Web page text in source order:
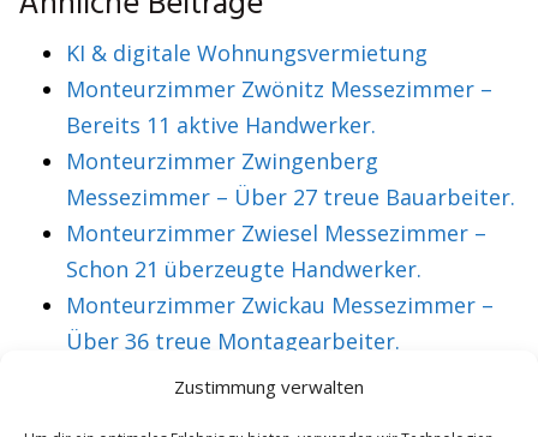
Zustimmung verwalten
KI & digitale Wohnungsvermietung
Monteurzimmer Zwönitz Messezimmer –
Bereits 11 aktive Handwerker.
Monteurzimmer Zwingenberg
Messezimmer – Über 27 treue Bauarbeiter.
Monteurzimmer Zwiesel Messezimmer –
Schon 21 überzeugte Handwerker.
Monteurzimmer Zwickau Messezimmer –
Über 36 treue Montagearbeiter.
VORHERIGER ARTIKEL NÄCHSTER ARTIKEL